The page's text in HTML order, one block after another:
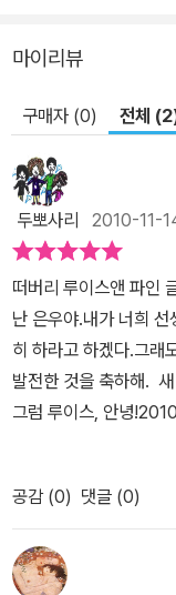
는 할머니는 누구보다
자 격려자이다. 무엇
다는 사실에 큰 자부
선을 맞추고 루이스의 계
생님은 루이스의 수다
에 성공하는 루이스를
을 너무 사랑하는 음악
화하고 있고 이야기에
교장의 모습을 가지고
을 한다. 허풍 많고 소
미를 더한다. 이처럼 이 작품에는 가정과 학교를 배경으로 많은 등장
인물들이 나오는데, 모
어른이라고 모두 완벽
그래서 독자들이 작품
읽을 수 있다. 앤 파인
이 담겨 있어 독자에게 고스란히 전
진한 감동 이 책의 가장 큰 강점이자 특징은 ‘재미’이다. 《떠버리 루이
마이리뷰
구매자 (0) 전체
두뽀사리 2010-11-
떠버리 루이스앤 파인
난 은우야.내가 너희
히 하라고 하겠다.그래
발전한 것을 축하해.
그럼 루이스, 안녕
공감 (0) 댓글 (0)